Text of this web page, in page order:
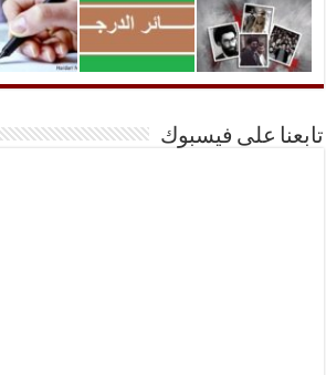
تابعنا على فيسبوك